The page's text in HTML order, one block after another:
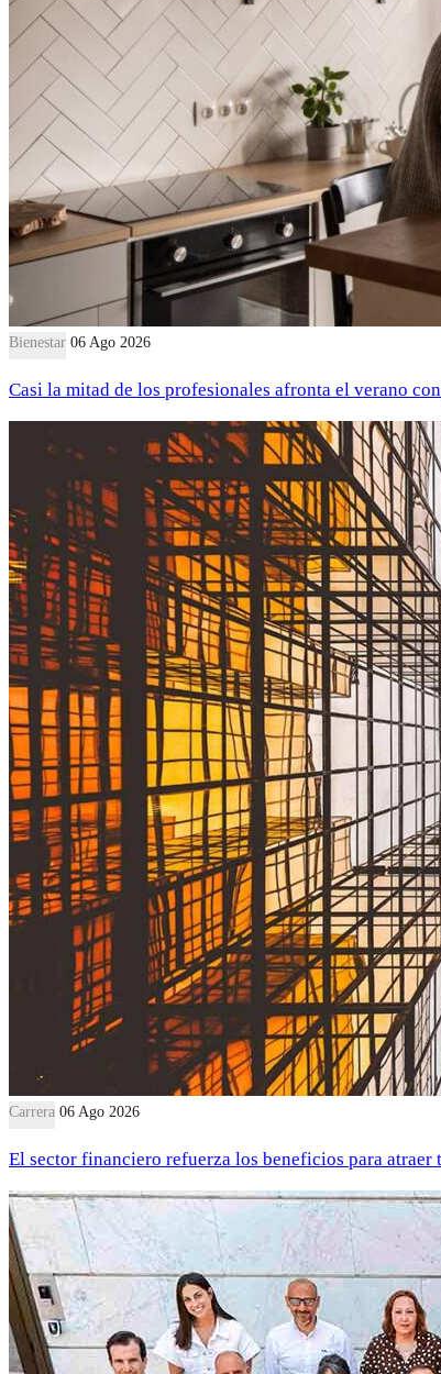
Bienestar 06 Ago 2026
Casi la mitad de los profesionales afronta el verano
Carrera 06 Ago 2026
El sector financiero refuerza los beneficios para